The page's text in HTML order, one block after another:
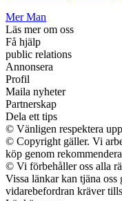
Mer Man
Läs mer om oss
Få hjälp
public relations
Annonsera
Profil
Maila nyheter
Partnerskap
Dela ett tips
© Vänligen respektera
© Copyright gäller. Vi
köp genom
© Vi förbehåller oss alla
Vissa länkar kan tjäna
vidarebefordran kräver